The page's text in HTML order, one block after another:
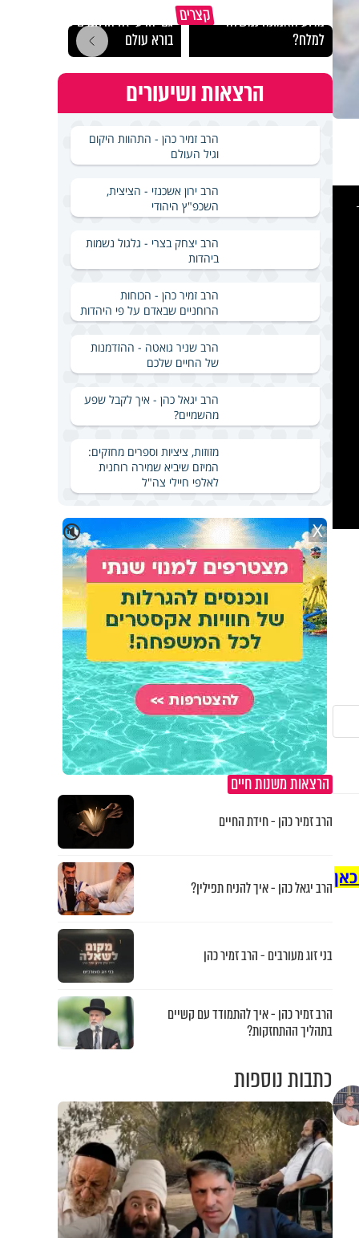
קצרים
מדוע האמונה נמשלה
למלח?
גם ׳הרע׳ זה הרחמים של
בורא עולם
הרצאות ושיעורים
הרב זמיר כהן - התהוות היקום
וגיל העולם
הרב ירון אשכנזי - הציצית,
השכפ"ץ היהודי
הרב יצחק בצרי - גלגול נשמות
ביהדות
הרב זמיר כהן - הכוחות
הרוחניים שבאדם על פי היהדות
הרב שניר גואטה - ההזדמנות
של החיים שלכם
הרב יגאל כהן - איך לקבל שפע
מהשמיים?
מזוזות, ציציות וספרים מחזקים:
המיזם שיביא שמירה רוחנית
לאלפי חיילי צה"ל
🔇 X
הרצאות משנות חיים
הרב זמיר כהן - חידת החיים
הרב יגאל כהן - איך להניח תפילין?
בני זוג מעורבים - הרב זמיר כהן
הרב זמיר כהן - איך להתמודד עם קשיים
בתהליך ההתחזקות?
כתבות נוספות